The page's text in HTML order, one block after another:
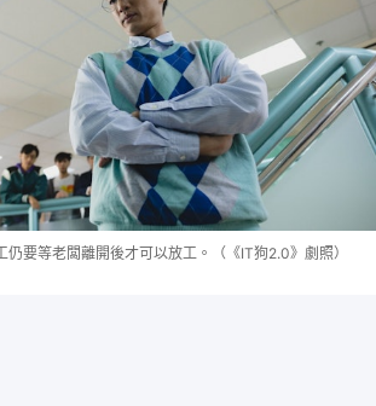
仍要等老闆離開後才可以放工。（《IT狗2.0》劇照）